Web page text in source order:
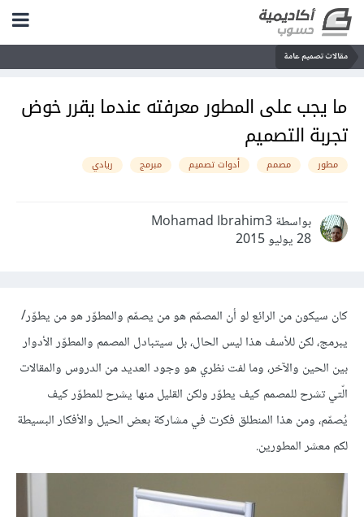
مقالات تصميم عامة
ما يجب على المطور معرفته عندما يقرر خوض
تجربة التصميم
مطور مصمم أدوات تصميم مبرمج ريادي
بواسطة Mohamad Ibrahim3
28 يوليو 2015
كان سيكون من الرائع لو أن المصمّم هو من يصمّم والمطوّر هو من يطوّر/
يبرمج، لكن للأسف هذا ليس الحال، بل سيتبادل المصمم والمطوّر الأدوار
بين الحين والآخر، وما لفت نظري هو وجود العديد من الدروس والمقالات
الّتي تشرح للمصمم كيف يطوّر ولكن القليل منها يشرح للمطوّر كيف
يُصمّم، ومن هذا المنطلق فكرت في مشاركة بعض الحيل والأفكار البسيطة
لكم معشر المطورين.